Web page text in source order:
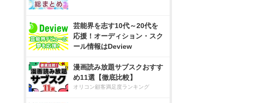
芸能界を志す10代～20代を
応援！オーディション・スク
ール情報はDeview
漫画読み放題サブスクおすす
め11選【徹底比較】
オリコン顧客満足度ランキング